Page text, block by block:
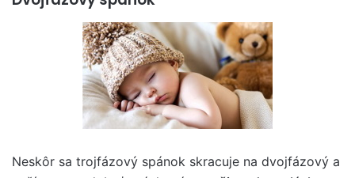
Neskôr sa trojfázový spánok skracuje na dvojfázový a